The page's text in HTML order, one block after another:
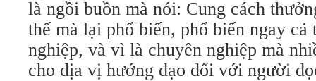
là ngồi buồn mà nói: Cung cách
thế mà lại phổ biến, phổ biến ngay
nghiệp, và vì là chuyên nghiệp mà
cho địa vị hướng đạo đối với người